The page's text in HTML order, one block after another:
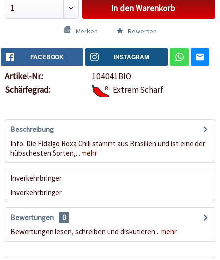
In denWarenkorb
Merken Bewerten
FACEBOOK INSTAGRAM
Artikel-Nr.:
104041BIO
Schärfegrad:
8 Extrem Scharf
Beschreibung
Info: Die Fidalgo Roxa Chili stammt aus Brasilien und ist eine der
hübschesten Sorten,... mehr
Inverkehrbringer
Inverkehrbringer
Bewertungen
0
Bewertungen lesen, schreiben und diskutieren... mehr